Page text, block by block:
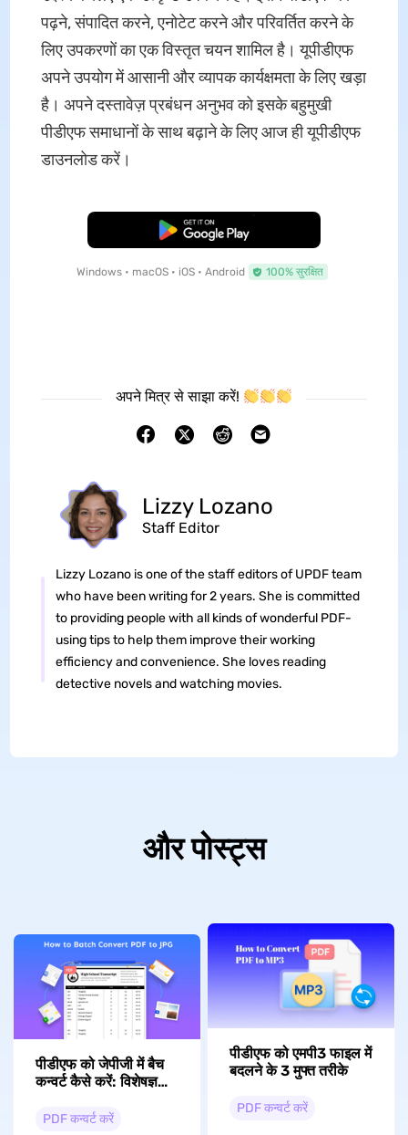
पढ़ने, संपादित करने, एनोटेट करने और परिवर्तित करने के
लिए उपकरणों का एक विस्तृत चयन शामिल है। यूपीडीएफ
अपने उपयोग में आसानी और व्यापक कार्यक्षमता के लिए खड़ा
है। अपने दस्तावेज़ प्रबंधन अनुभव को इसके बहुमुखी
पीडीएफ समाधानों के साथ बढ़ाने के लिए आज ही यूपीडीएफ
डाउनलोड करें।
मुफ्त डाउनलोड
Windows • macOS • iOS • Android 100% सुरक्षित
अपने मित्र से साझा करें!
Lizzy Lozano
Staff Editor
Lizzy Lozano is one of the staff editors of UPDF team
who have been writing for 2 years. She is committed
to providing people with all kinds of wonderful PDF-
using tips to help them improve their working
efficiency and convenience. She loves reading
detective novels and watching movies.
और पोस्ट्स
पीडीएफ को जेपीजी में बैच
कन्वर्ट कैसे करें: विशेषज्ञ
PDF कन्वर्ट करें
पीडीएफ को एमपी3 फाइल में
बदलने के 3 मुफ्त तरीके
PDF कन्वर्ट करें